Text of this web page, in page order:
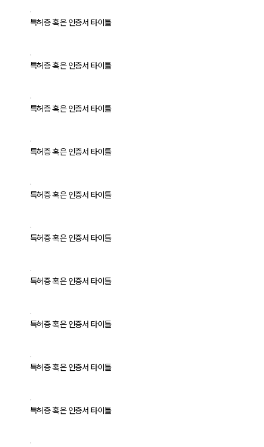
특허증 혹은 인증서 타이틀
특허증 혹은 인증서 타이틀
특허증 혹은 인증서 타이틀
특허증 혹은 인증서 타이틀
특허증 혹은 인증서 타이틀
특허증 혹은 인증서 타이틀
특허증 혹은 인증서 타이틀
특허증 혹은 인증서 타이틀
특허증 혹은 인증서 타이틀
특허증 혹은 인증서 타이틀